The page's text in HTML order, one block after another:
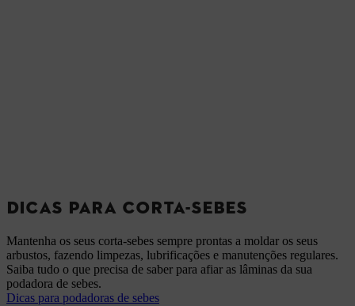
DICAS PARA CORTA-SEBES
Mantenha os seus corta-sebes sempre prontas a moldar os seus
arbustos, fazendo limpezas, lubrificações e manutenções regulares.
Saiba tudo o que precisa de saber para afiar as lâminas da sua
podadora de sebes.
Dicas para podadoras de sebes